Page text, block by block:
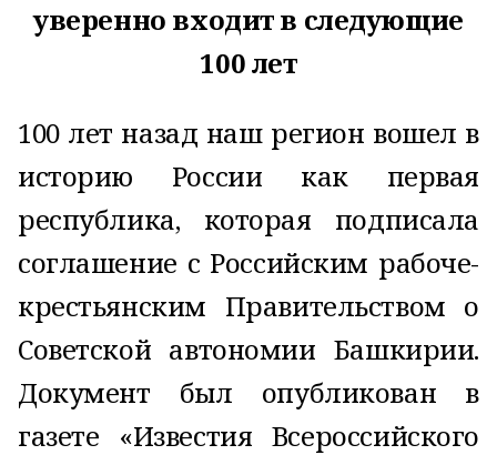
уверенно входит в следующие
100 лет
100 лет назад наш регион вошел в
историю России как первая
республика, которая подписала
соглашение с Российским рабоче-
крестьянским Правительством о
Советской автономии Башкирии.
Документ был опубликован в
газете «Известия Всероссийского